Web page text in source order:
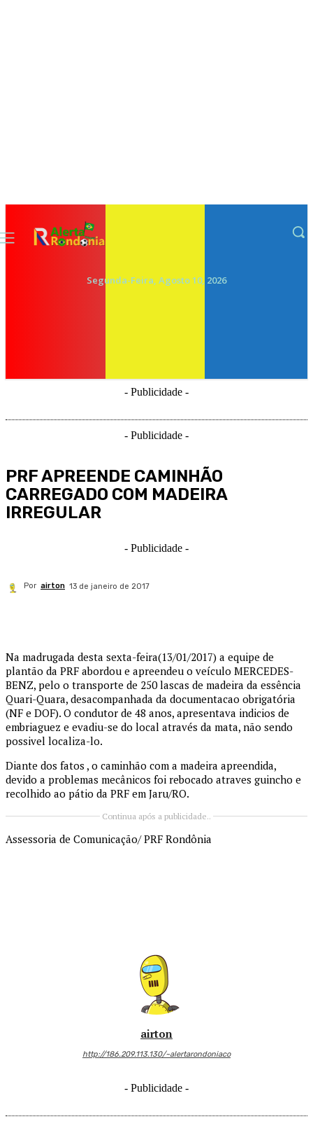
Segunda-Feira, Agosto 10, 2026
- Publicidade -
- Publicidade -
PRF APREENDE CAMINHÃO
CARREGADO COM MADEIRA
IRREGULAR
- Publicidade -
Por airton 13 de janeiro de 2017
Na madrugada desta sexta-feira(13/01/2017) a equipe de
plantão da PRF abordou e apreendeu o veículo MERCEDES-
BENZ, pelo o transporte de 250 lascas de madeira da essência
Quari-Quara, desacompanhada da documentacao obrigatória
(NF e DOF). O condutor de 48 anos, apresentava indicios de
embriaguez e evadiu-se do local através da mata, não sendo
possivel localiza-lo.
Diante dos fatos , o caminhão com a madeira apreendida,
devido a problemas mecânicos foi rebocado atraves guincho e
recolhido ao pátio da PRF em Jaru/RO.
Continua após a publicidade..
Assessoria de Comunicação/ PRF Rondônia
airton
http://186.209.113.130/~alertarondoniaco
- Publicidade -